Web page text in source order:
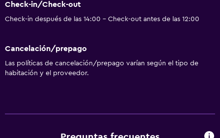
Sistema de entretenimiento
Baño
Check-in/Check-out
Check-in después de las 14:00 - Check-out antes de las 12:00
Cancelación/prepago
Las políticas de cancelación/prepago varían según el tipo de
habitación y el proveedor.